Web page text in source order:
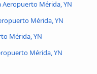
Mérida, YN
Mérida, YN
Mérida, YN
Mérida, YN